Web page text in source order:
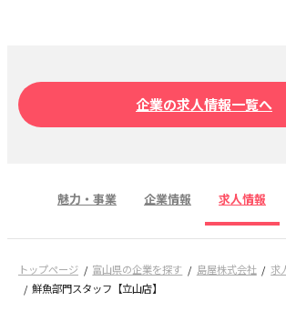
企業の求人情報一覧へ
魅力・事業 企業情報 求人情報
トップページ 富山県の企業を探す 島屋株式会社
求
鮮魚部門スタッフ【立山店】